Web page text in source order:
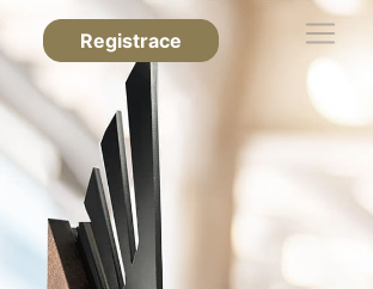
Registrace